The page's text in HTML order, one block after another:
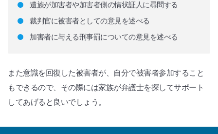
遺族が加害者や加害者側の情状証人に尋問する
裁判官に被害者としての意見を述べる
加害者に与える刑事罰についての意見を述べる
また意識を回復した被害者が、自分で被害者参加すること
もできるので、その際には家族が弁護士を探してサポート
してあげると良いでしょう。